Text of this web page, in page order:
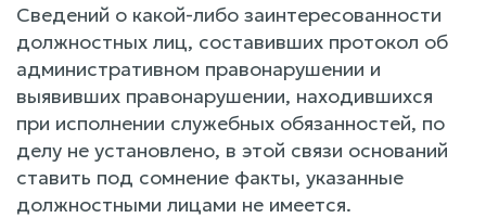
Сведений о какой-либо заинтересованности
должностных лиц, составивших протокол об
административном правонарушении и
выявивших правонарушении, находившихся
при исполнении служебных обязанностей, по
делу не установлено, в этой связи оснований
ставить под сомнение факты, указанные
должностными лицами не имеется.